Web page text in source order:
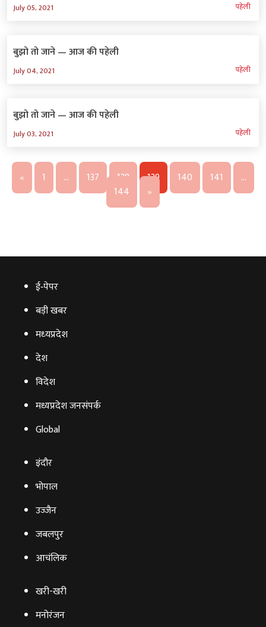
July 05, 2021 पहेली
बुझो तो जाने — आज की पहेली
July 04, 2021 पहेली
बुझो तो जाने — आज की पहेली
July 03, 2021 पहेली
« 1 … 137 138 139 140 141
…
144
»
ई‑पेपर
बड़ी खबर
मध्‍यप्रदेश
देश
विदेश
मध्यप्रदेश जनसंपर्क
Global
इंदौर
भोपाल
उज्‍जैन
जबलपुर
आचंलिक
खरी-खरी
मनोरंजन